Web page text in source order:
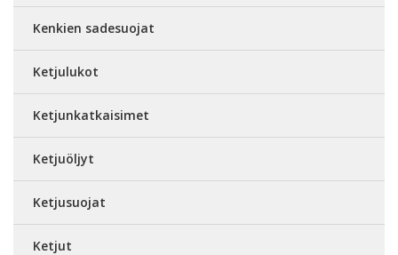
Kenkien sadesuojat
Ketjulukot
Ketjunkatkaisimet
Ketjuöljyt
Ketjusuojat
Ketjut